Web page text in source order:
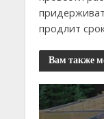
продлит
Вам также